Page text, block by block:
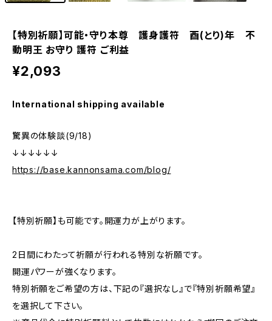
【特別祈願】可能・守り本尊 護身護符 酉(とり)年 不
動明王 お守り 護符 ご利益
¥2,093
International shipping available
驚異の体験談(9/18)
↓↓↓↓↓↓
https://base.kannonsama.com/blog/
【特別祈願】も可能です。開運力が上がります。
2日間にわたって祈願が行われる特別な祈願です。
開運パワーが強くなります。
特別祈願をご希望の方は、下記の『選択なし』で『特別祈願希望』
を選択して下さい。